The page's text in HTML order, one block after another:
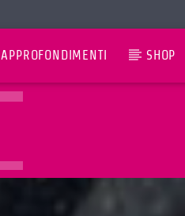
APPROFONDIMENTI SHOP